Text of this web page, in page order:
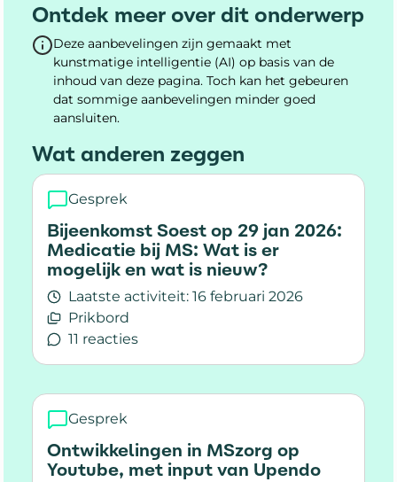
Ontdek meer over dit onderwerp
Deze aanbevelingen zijn gemaakt met
kunstmatige intelligentie (AI) op basis van de
inhoud van deze pagina. Toch kan het gebeuren
dat sommige aanbevelingen minder goed
aansluiten.
Wat anderen zeggen
Gesprek
Bijeenkomst Soest op 29 jan 2026:
Medicatie bij MS: Wat is er
mogelijk en wat is nieuw?
Laatste activiteit: 16 februari 2026
Prikbord
11 reacties
Lees meer over Bijeenkomst Soest op 29 jan
Gesprek
Ontwikkelingen in MSzorg op
Youtube, met input van Upendo